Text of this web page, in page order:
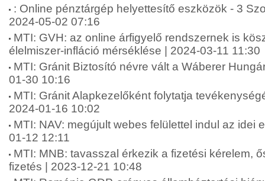
: Online pénztárgép helyettesítő eszközök - 3
2024-05-02 07:16
MTI: GVH: az online árfigyelő rendszernek is
élelmiszer-infláció mérséklése | 2024-03-11 11:30
MTI: Gránit Biztosító névre vált a Wáberer
01-30 10:16
MTI: Gránit Alapkezelőként folytatja
2024-01-16 10:02
MTI: NAV: megújult webes felülettel indul az idei
01-12 12:11
MTI: MNB: tavasszal érkezik a fizetési kérelem,
fizetés | 2023-12-21 10:48